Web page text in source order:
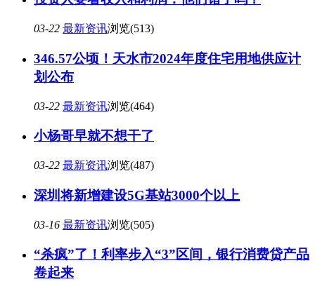
03-22 最新资讯浏览(513)
346.57公顷！天水市2024年度住宅用地供应计
划公布
03-22 最新资讯浏览(464)
小杨哥早就不想干了
03-22 最新资讯浏览(487)
深圳将新增建设5G基站3000个以上
03-16 最新资讯浏览(505)
“杀疯”了！利率步入“3”区间，银行消费贷产品
卷起来